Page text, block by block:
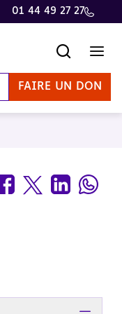
01 44 49 27 27
FAIRE UN DON